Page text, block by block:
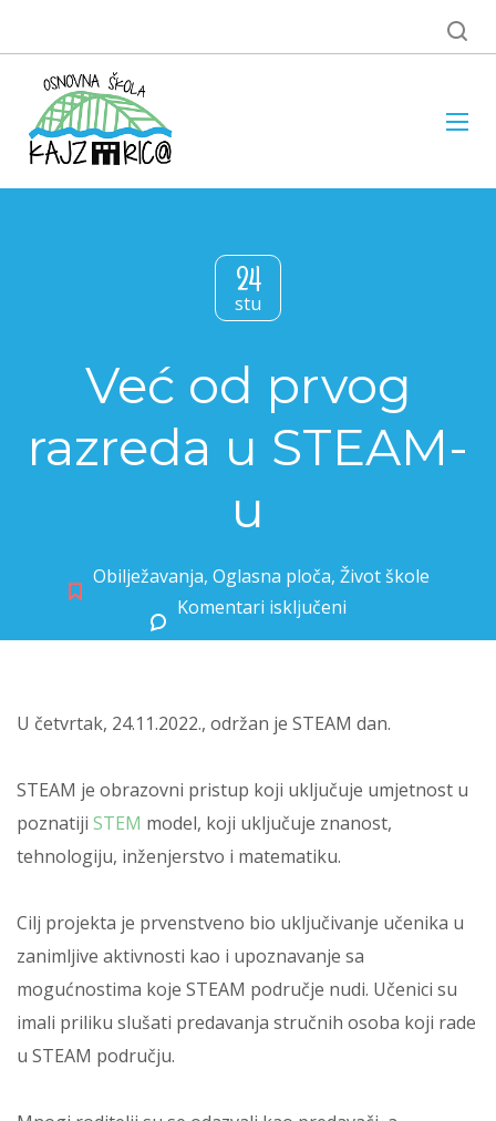
24
stu
Već od prvog
razreda u STEAM-
u
Obilježavanja, Oglasna ploča, Život škole
Komentari isključeni
U četvrtak, 24.11.2022., održan je STEAM dan.
STEAM je obrazovni pristup koji uključuje umjetnost u
poznatiji STEM model, koji uključuje znanost,
tehnologiju, inženjerstvo i matematiku.
Cilj projekta je prvenstveno bio uključivanje učenika u
zanimljive aktivnosti kao i upoznavanje sa
mogućnostima koje STEAM područje nudi. Učenici su
imali priliku slušati predavanja stručnih osoba koji rade
u STEAM području.